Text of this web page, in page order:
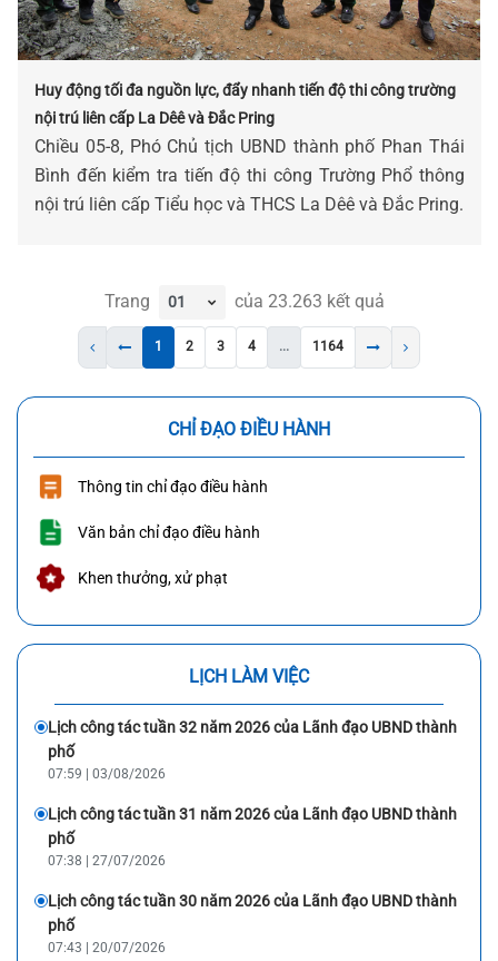
Huy động tối đa nguồn lực, đẩy nhanh tiến độ thi công trường
nội trú liên cấp La Dêê và Đắc Pring
Chiều 05-8, Phó Chủ tịch UBND thành phố Phan Thái
Bình đến kiểm tra tiến độ thi công Trường Phổ thông
nội trú liên cấp Tiểu học và THCS La Dêê và Đắc Pring.
Trang của 23.263 kết quả
1 2 3 4 ... 1164
CHỈ ĐẠO ĐIỀU HÀNH
Thông tin chỉ đạo điều hành
Văn bản chỉ đạo điều hành
Khen thưởng, xử phạt
LỊCH LÀM VIỆC
Lịch công tác tuần 32 năm 2026 của Lãnh đạo UBND thành
phố
07:59 | 03/08/2026
Lịch công tác tuần 31 năm 2026 của Lãnh đạo UBND thành
phố
07:38 | 27/07/2026
Lịch công tác tuần 30 năm 2026 của Lãnh đạo UBND thành
phố
07:43 | 20/07/2026